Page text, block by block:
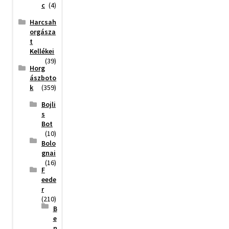
c (4)
Harcsah
orgásza
t
Kellékei
(39)
Horg
ászboto
k
(359)
Bojli
s
Bot
(10)
Bolo
gnai
(16)
F
eede
r
(210)
B
e